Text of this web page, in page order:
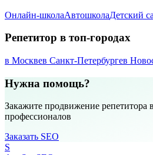
Онлайн-школаАвтошколаДетский
Репетитор в топ-городах
в Москвев Санкт-Петербургев
Нужна помощь?
Закажите продвижение репетитора
профессионалов
Заказать SEO
S